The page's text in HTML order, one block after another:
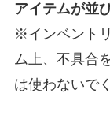
アイテムが並
※インベント
ム上、不具合
は使わないで